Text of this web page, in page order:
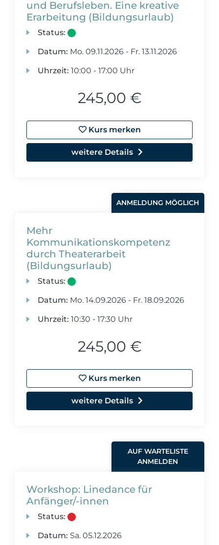
und Berufsleben. Eine kreative
Erarbeitung (Bildungsurlaub)
Status:
Datum: Mo. 09.11.2026 - Fr. 13.11.2026
Uhrzeit: 10:00 - 17:00 Uhr
245,00 €
Kurs merken
weitere Details
ANMELDUNG MÖGLICH
Mehr
Kommunikationskompetenz
durch Theaterarbeit
(Bildungsurlaub)
Status:
Datum: Mo. 14.09.2026 - Fr. 18.09.2026
Uhrzeit: 10:30 - 17:30 Uhr
245,00 €
Kurs merken
weitere Details
AUF WARTELISTE
ANMELDEN
Workshop: Linedance für
Anfänger/-innen
Status:
Datum: Sa. 05.12.2026